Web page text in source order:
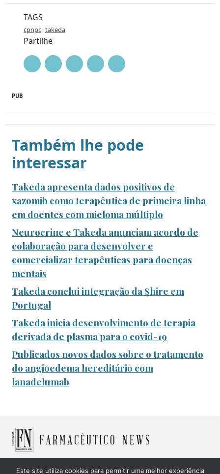
TAGS
cpnpc takeda
Partilhe
PUB
Também lhe pode
interessar
Takeda apresenta dados positivos de
xazomib como terapêutica de primeira linha
em doentes com mieloma múltiplo
Neurocrine e Takeda anunciam acordo de
colaboração para desenvolver e
comercializar terapêuticas para doenças
mentais
Takeda conclui integração da Shire em
Portugal
Takeda inicia desenvolvimento de terapia
derivada de plasma para o covid-19
Publicados novos dados sobre o tratamento
do angioedema hereditário com
lanadelumab
Este site utiliza cookies para permitir uma melhor experiência